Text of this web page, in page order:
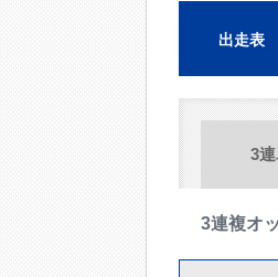
出走表
3
3連複オ